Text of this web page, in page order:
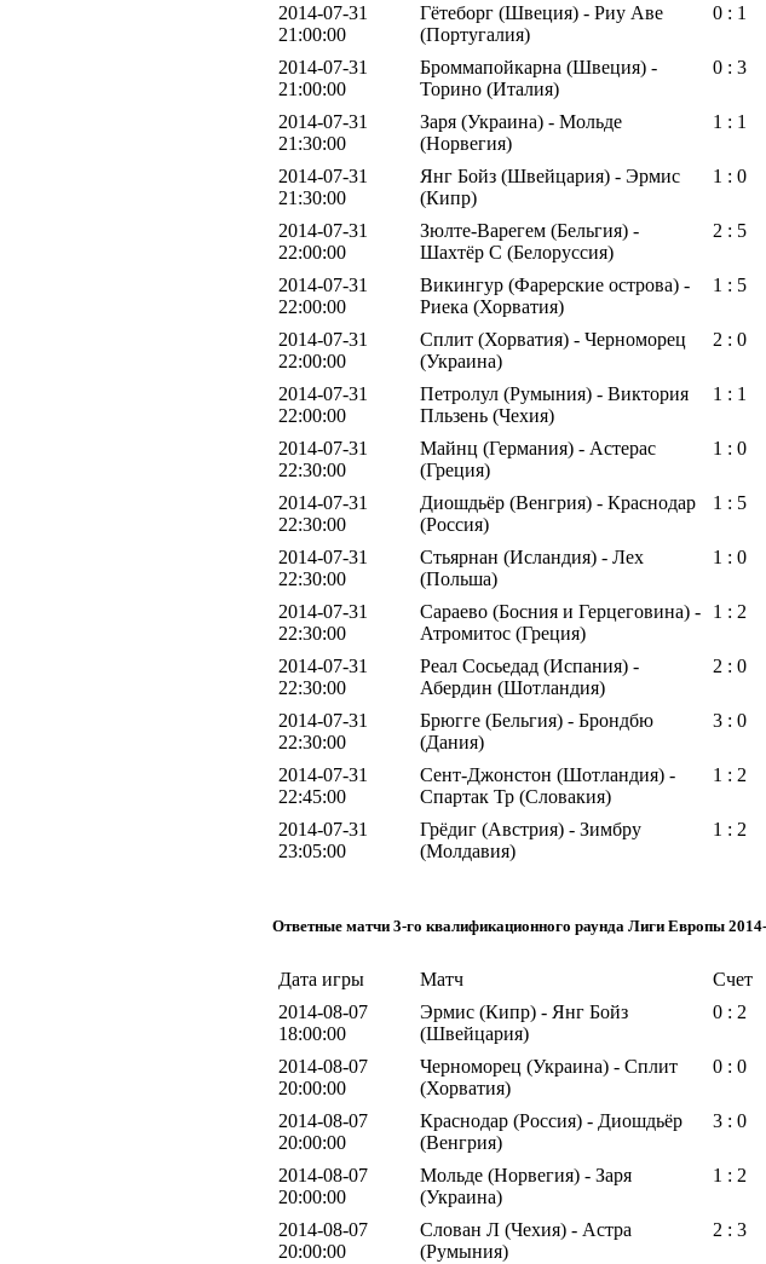
2014-07-31
21:00:00
Гётеборг (Швеция) - Риу Аве
(Португалия)
0 : 1
2014-07-31
21:00:00
Броммапойкарна (Швеция) -
Торино (Италия)
0 : 3
2014-07-31
21:30:00
Заря (Украина) - Мольде
(Норвегия)
1 : 1
2014-07-31
21:30:00
Янг Бойз (Швейцария) - Эрмис
(Кипр)
1 : 0
2014-07-31
22:00:00
Зюлте-Варегем (Бельгия) -
Шахтёр С (Белоруссия)
2 : 5
2014-07-31
22:00:00
Викингур (Фарерские острова) -
Риека (Хорватия)
1 : 5
2014-07-31
22:00:00
Сплит (Хорватия) - Черноморец
(Украина)
2 : 0
2014-07-31
22:00:00
Петролул (Румыния) - Виктория
Пльзень (Чехия)
1 : 1
2014-07-31
22:30:00
Майнц (Германия) - Астерас
(Греция)
1 : 0
2014-07-31
22:30:00
Диошдьёр (Венгрия) - Краснодар
(Россия)
1 : 5
2014-07-31
22:30:00
Стьярнан (Исландия) - Лех
(Польша)
1 : 0
2014-07-31
22:30:00
Сараево (Босния и Герцеговина) -
Атромитос (Греция)
1 : 2
2014-07-31
22:30:00
Реал Сосьедад (Испания) -
Абердин (Шотландия)
2 : 0
2014-07-31
22:30:00
Брюгге (Бельгия) - Брондбю
(Дания)
3 : 0
2014-07-31
22:45:00
Сент-Джонстон (Шотландия) -
Спартак Тр (Словакия)
1 : 2
2014-07-31
23:05:00
Грёдиг (Австрия) - Зимбру
(Молдавия)
1 : 2
Ответные матчи 3-го квалификационного раунда Лиги Европы
Дата игры Матч Счет
2014-08-07
18:00:00
Эрмис (Кипр) - Янг Бойз
(Швейцария)
0 : 2
2014-08-07
20:00:00
Черноморец (Украина) - Сплит
(Хорватия)
0 : 0
2014-08-07
20:00:00
Краснодар (Россия) - Диошдьёр
(Венгрия)
3 : 0
2014-08-07
20:00:00
Мольде (Норвегия) - Заря
(Украина)
1 : 2
2014-08-07
20:00:00
Слован Л (Чехия) - Астра
(Румыния)
2 : 3